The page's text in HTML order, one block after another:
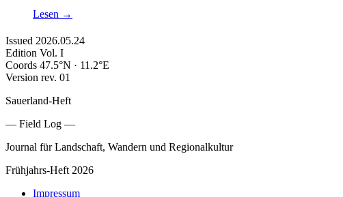
Lesen →
Issued 2026.05.24
Edition Vol. I
Coords 47.5°N · 11.2°E
Version rev. 01
Sauerland-Heft
— Field Log —
Journal für Landschaft, Wandern und Regionalkultur
Frühjahrs-Heft 2026
Impressum